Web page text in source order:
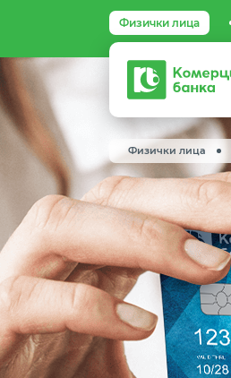
Физички лица
Комерцијална
банка
Физички лица